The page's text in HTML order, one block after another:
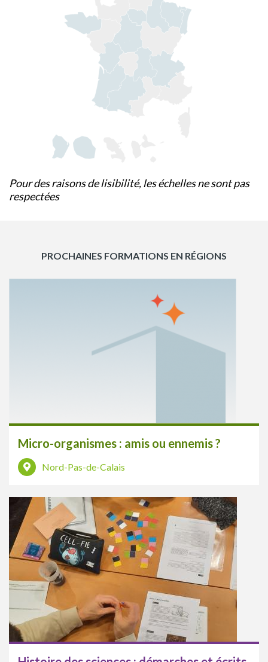
Pour des raisons de lisibilité, les échelles ne sont pas
respectées
PROCHAINES FORMATIONS EN RÉGIONS
Micro-organismes : amis ou ennemis ?
Nord-Pas-de-Calais